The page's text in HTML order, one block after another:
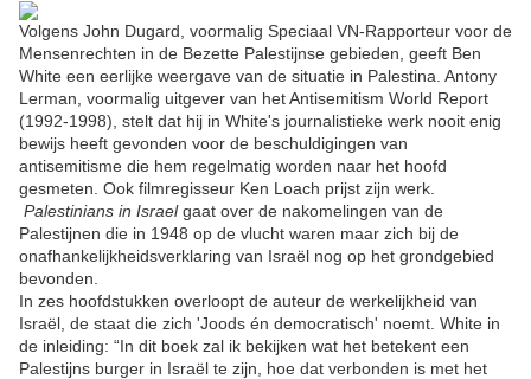
Volgens John Dugard, voormalig Speciaal VN-Rapporteur voor de
Mensenrechten in de Bezette Palestijnse gebieden, geeft Ben
White een eerlijke weergave van de situatie in Palestina. Antony
Lerman, voormalig uitgever van het Antisemitism World Report
(1992-1998), stelt dat hij in White's journalistieke werk nooit enig
bewijs heeft gevonden voor de beschuldigingen van
antisemitisme die hem regelmatig worden naar het hoofd
gesmeten. Ook filmregisseur Ken Loach prijst zijn werk.
Palestinians in Israelgaat over de nakomelingen van de
Palestijnen die in 1948 op de vlucht waren maar zich bij de
onafhankelijkheidsverklaring van Israël nog op het grondgebied
bevonden.
In zes hoofdstukken overloopt de auteur de werkelijkheid van
Israël, de staat die zich 'Joods én democratisch' noemt. White in
de inleiding: “In dit boek zal ik bekijken wat het betekent een
Palestijns burger in Israël te zijn, hoe dat verbonden is met het